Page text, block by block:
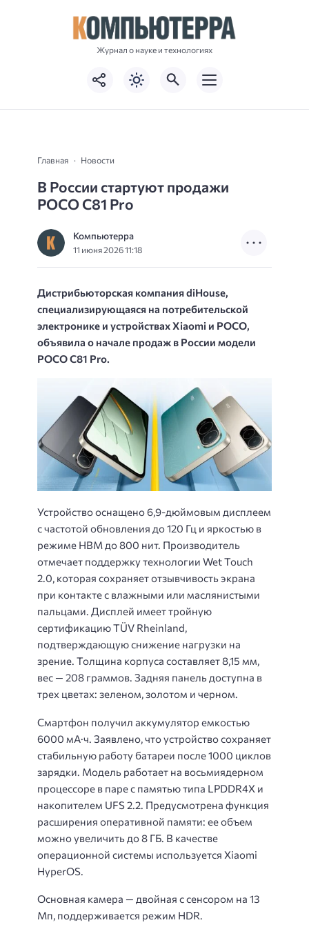
Журнал о науке и технологиях
Главная Новости
В России стартуют продажи
POCO C81 Pro
Компьютерра
11 июня 2026 11:18
Дистрибьюторская компания diHouse,
специализирующаяся на потребительской
электронике и устройствах Xiaomi и POCO,
объявила о начале продаж в России модели
POCO C81 Pro.
Устройство оснащено 6,9-дюймовым дисплеем
с частотой обновления до 120 Гц и яркостью в
режиме HBM до 800 нит. Производитель
отмечает поддержку технологии Wet Touch
2.0, которая сохраняет отзывчивость экрана
при контакте с влажными или маслянистыми
пальцами. Дисплей имеет тройную
сертификацию TÜV Rheinland,
подтверждающую снижение нагрузки на
зрение. Толщина корпуса составляет 8,15 мм,
вес — 208 граммов. Задняя панель доступна в
трех цветах: зеленом, золотом и черном.
Смартфон получил аккумулятор емкостью
6000 мА·ч. Заявлено, что устройство сохраняет
стабильную работу батареи после 1000 циклов
зарядки. Модель работает на восьмиядерном
процессоре в паре с памятью типа LPDDR4X и
накопителем UFS 2.2. Предусмотрена функция
расширения оперативной памяти: ее объем
можно увеличить до 8 ГБ. В качестве
операционной системы используется Xiaomi
HyperOS.
Основная камера — двойная с сенсором на 13
Мп, поддерживается режим HDR.